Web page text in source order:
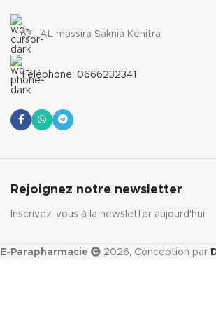
63 , AL massira Saknia Kenitra
Téléphone: 0666232341
Rejoignez notre newsletter
Inscrivez-vous à la newsletter aujourd'hui
E-Parapharmacie 2026, Conception par